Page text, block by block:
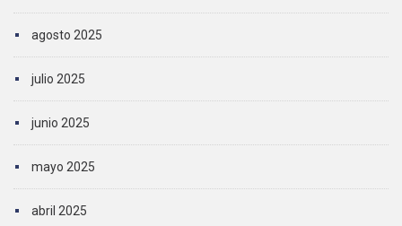
agosto 2025
julio 2025
junio 2025
mayo 2025
abril 2025